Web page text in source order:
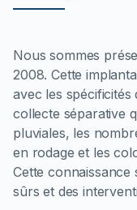
Nous sommes
2008. Cette
avec les spécificités
collecte séparative
pluviales, les
en rodage et les
Cette connaissance
sûrs et des